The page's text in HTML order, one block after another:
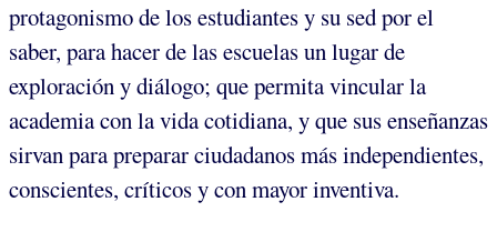
protagonismo de los estudiantes y su sed por el
saber, para hacer de las escuelas un lugar de
exploración y diálogo; que permita vincular la
academia con la vida cotidiana, y que sus enseñanzas
sirvan para preparar ciudadanos más independientes,
conscientes, críticos y con mayor inventiva.